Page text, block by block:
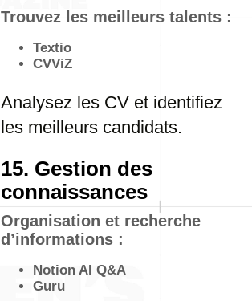
Trouvez les meilleurs talents :
Textio
CVViZ
Analysez les CV et identifiez
les meilleurs candidats.
15. Gestion des
connaissances
Organisation et recherche
d’informations :
Notion AI Q&A
Guru